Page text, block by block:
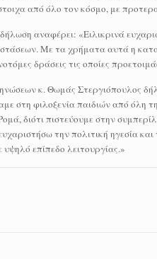
από όλο τον κόσμο, με
αναφέρει: «Ειλικρινά
Με τα χρήματα αυτά η
δράσεις τις οποίες
κ. Θωμάς Στεργιόπουλος
στη φιλοξενία παιδιών από
διότι πιστεύουμε στην
την πολιτική ηγεσία
επίπεδο λειτουργίας.»